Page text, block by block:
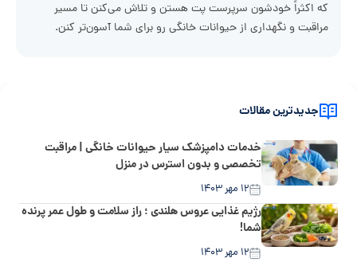
که اکثراً خودشون سرپرست پت هستن و تلاش می‌کنن تا مسیر
مراقبت و نگهداری از حیوانات خانگی رو برای شما آسون‌تر کنن.
جدیدترین مقالات
خدمات دامپزشک سیار حیوانات خانگی | مراقبت
تخصصی و بدون استرس در منزل
۱۲ مهر ۱۴۰۳
رژیم غذایی عروس هلندی ؛ راز سلامت و طول عمر پرنده
شما!
۱۲ مهر ۱۴۰۳